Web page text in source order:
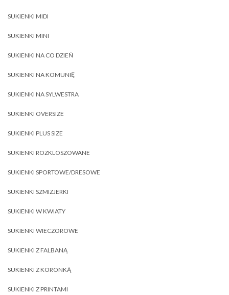
SUKIENKI MIDI
SUKIENKI MINI
SUKIENKI NA CO DZIEŃ
SUKIENKI NA KOMUNIĘ
SUKIENKI NA SYLWESTRA
SUKIENKI OVERSIZE
SUKIENKI PLUS SIZE
SUKIENKI ROZKLOSZOWANE
SUKIENKI SPORTOWE/DRESOWE
SUKIENKI SZMIZJERKI
SUKIENKI W KWIATY
SUKIENKI WIECZOROWE
SUKIENKI Z FALBANĄ
SUKIENKI Z KORONKĄ
SUKIENKI Z PRINTAMI